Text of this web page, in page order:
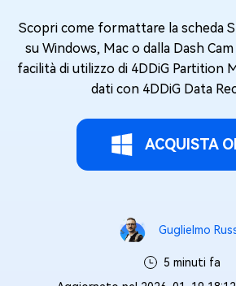
Scopri come formattare la scheda
su Windows, Mac o dalla Dash
facilità di utilizzo di 4DDiG Partition
dati con 4DDiG Data
ACQUISTA
Guglielmo
5 minuti fa